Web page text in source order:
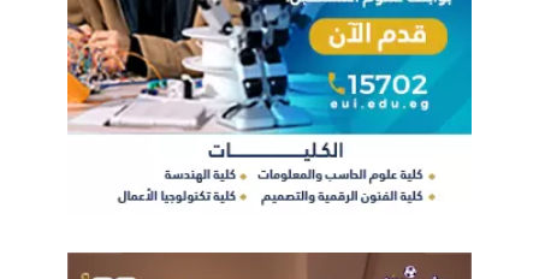
في جمهورية كازاخستان، والسفير علاء حجازي المندوب الدائم لمصر
في جنيف، والمهندس محمد شمروخ الرئيس التنفيذي للجهاز
القومي لتنظيم الاتصالات، والمهندس محمود بدوى مساعد وزير
الاتصالات وتكنولوجيا المعلومات لشئون التحول الرقمى،
والدكتورةهدى بركة مستشار وزير الاتصالات وتكنولوجيا المعلومات
لتنمية المهارات التكنولوجية، و أحمد سعيد مستشار وزير الاتصالات
وتكنولوجيا المعلومات للشؤون الاقتصادية والإحصائية ورئيس قطاع
رئيس الإدارة المركزية للعلاقات الدولية بوزارة الاتصالات وتكنولوجيا